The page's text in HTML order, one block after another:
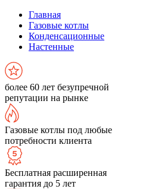
Главная
Газовые котлы
Конденсационные
Настенные
более 60 лет безупречной
репутации на рынке
Газовые котлы под любые
потребности клиента
Бесплатная расширенная
гарантия до 5 лет